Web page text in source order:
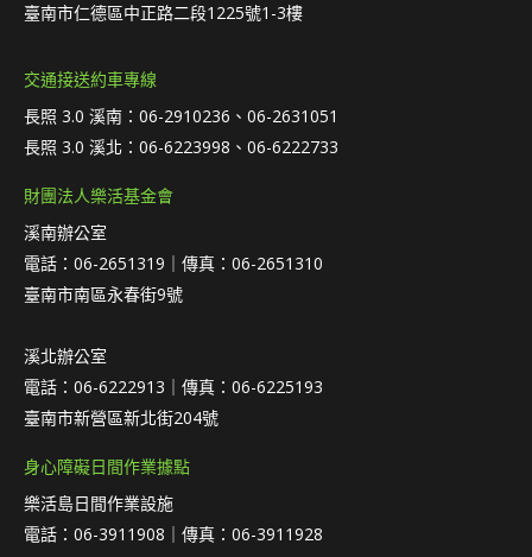
臺南市仁德區中正路二段1225號1-3樓
交通接送約車專線
長照 3.0 溪南：06-2910236、06-2631051
長照 3.0 溪北：06-6223998、06-6222733
財團法人樂活基金會
溪南辦公室
電話：06-2651319｜傳真：06-2651310
臺南市南區永春街9號
溪北辦公室
電話：06-6222913｜傳真：06-6225193
臺南市新營區新北街204號
身心障礙日間作業據點
樂活島日間作業設施
電話：06-3911908｜傳真：06-3911928